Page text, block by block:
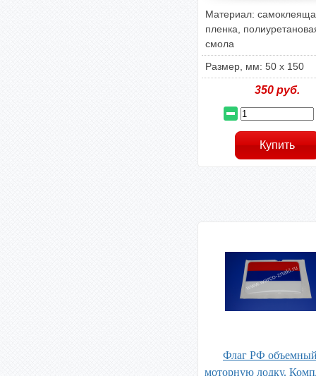
Материал:
пленка,
смола
Размер, мм: 50 х 150
350 руб.
Флаг РФ
моторную лодку.